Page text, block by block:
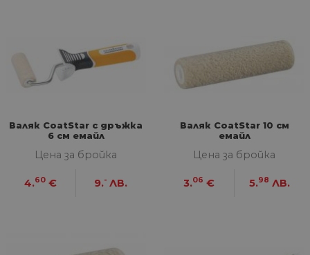
Валяк CoatStar с дръжка
6 см емайл
Цена за бройка
4.60 € 9.- ЛВ.
Валяк CoatStar 10 см
емайл
Цена за бройка
3.06 € 5.98 ЛВ.